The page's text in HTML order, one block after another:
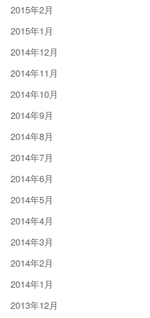
2015年2月
2015年1月
2014年12月
2014年11月
2014年10月
2014年9月
2014年8月
2014年7月
2014年6月
2014年5月
2014年4月
2014年3月
2014年2月
2014年1月
2013年12月